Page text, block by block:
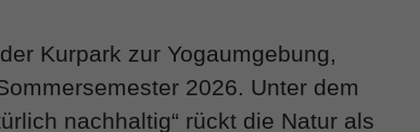
Kurpark zur Yogaumgebung,
2026. Unter dem
nachhaltig“ rückt die Natur als